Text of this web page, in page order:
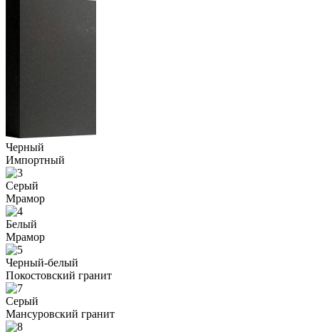
Черный
Импортный
Серый
Мрамор
Белый
Мрамор
Черный-белый
Покостовский гранит
Серый
Мансуровский гранит